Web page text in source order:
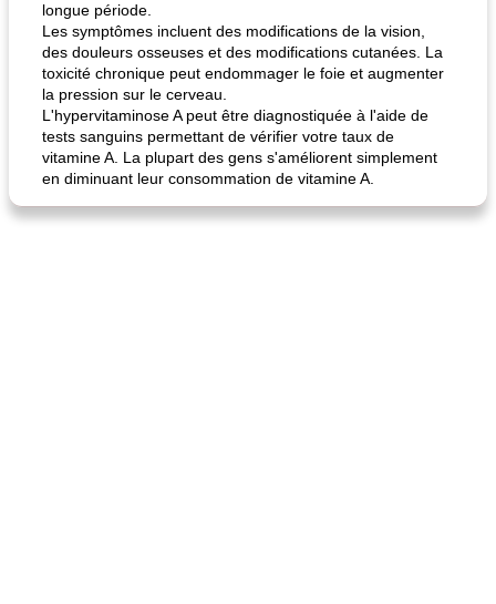
longue période.
Les symptômes incluent des modifications de la vision,
des douleurs osseuses et des modifications cutanées. La
toxicité chronique peut endommager le foie et augmenter
la pression sur le cerveau.
L'hypervitaminose A peut être diagnostiquée à l'aide de
tests sanguins permettant de vérifier votre taux de
vitamine A. La plupart des gens s'améliorent simplement
en diminuant leur consommation de vitamine A.